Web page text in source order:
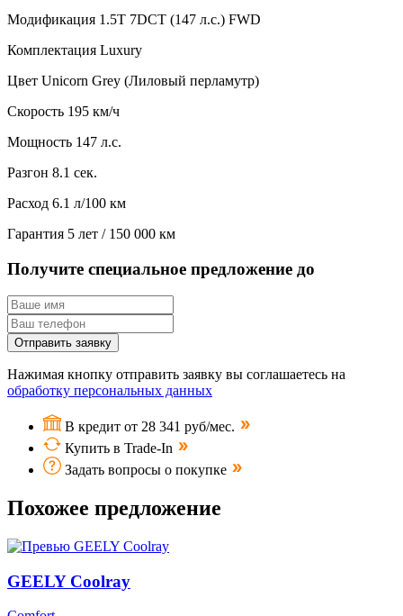
Модификация 1.5T 7DCT (147 л.с.) FWD
Комплектация Luxury
Цвет Unicorn Grey (Лиловый перламутр)
Скорость 195 км/ч
Мощность 147 л.с.
Разгон 8.1 сек.
Расход 6.1 л/100 км
Гарантия 5 лет / 150 000 км
Получите специальное предложение до
Отправить заявку
Нажимая кнопку отправить заявку вы соглашаетесь на
обработку персональных данных
В кредит от 28 341 руб/мес.
Купить в Trade-In
Задать вопросы о покупке
Похожее предложение
GEELY Coolray